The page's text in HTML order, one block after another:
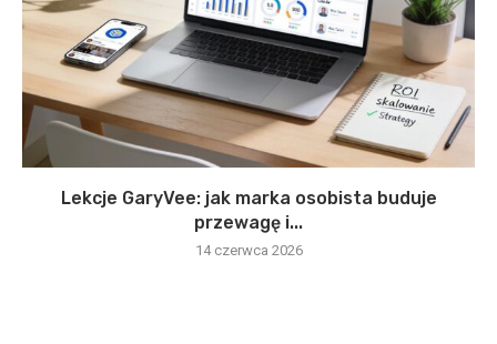
Lekcje GaryVee: jak marka osobista buduje
przewagę i...
14 czerwca 2026